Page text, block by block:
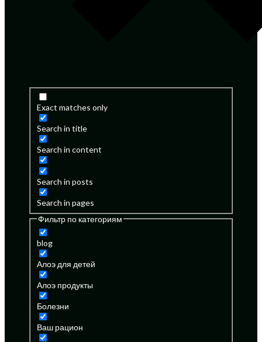
Exact matches only
Search in title
Search in content
Search in posts
Search in pages
Фильтр по категориям
blog
Алоэ для детей
Алоэ продукты
Болезни
Ваш рацион